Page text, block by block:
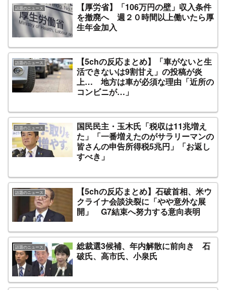
話題のニュース
【厚労省】「106万円の壁」収入条件
を撤廃へ 週２０時間以上働いたら厚
生年金加入
話題のニュース
【5chの反応まとめ】「車がないと生
活できないは9割甘え」の投稿が炎
上… 地方は車が必須な理由「近所の
コンビニが…」
話題のニュース
国民民主・玉木氏「税収は11兆増え
た」「一番増えたのがサラリーマンの
皆さんの申告所得税5兆円」「お返し
すべき」
話題のニュース
【5chの反応まとめ】石破首相、米ウ
クライナ会談決裂に「やや意外な展
開」 G7結束へ努力する意向表明
話題のニュース
総裁選3候補、年内解散に前向き 石
破氏、高市氏、小泉氏